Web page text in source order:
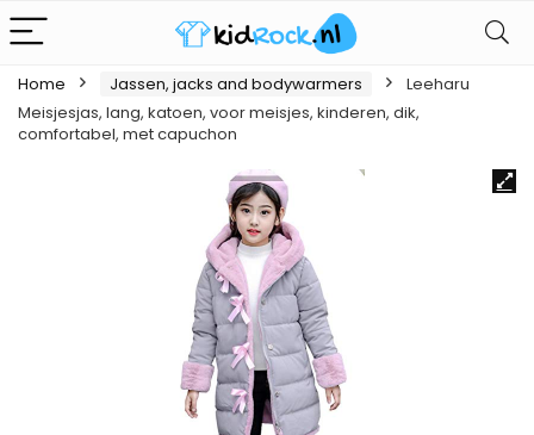
Home Jassen, jacks and bodywarmers
Leeharu
Meisjesjas, lang, katoen, voor meisjes, kinderen, dik,
comfortabel, met capuchon